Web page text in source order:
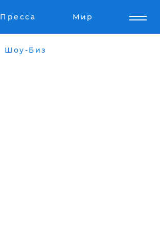
Пресса Мир
Шоу-Биз